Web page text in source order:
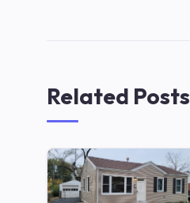
Related Posts